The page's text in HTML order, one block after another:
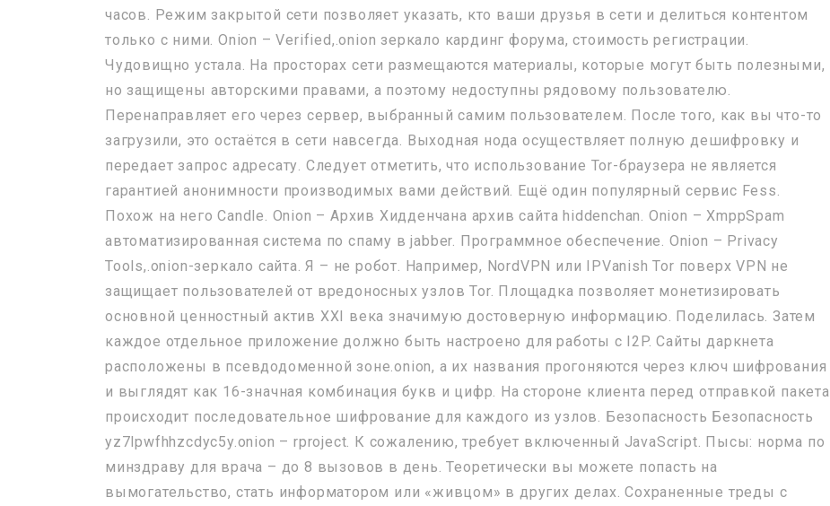
часов. Режим закрытой сети позволяет указать, кто ваши друзья в сети и делиться контентом
только с ними. Onion – Verified,.onion зеркало кардинг форума, стоимость регистрации.
Чудовищно устала. На просторах сети размещаются материалы, которые могут быть полезными,
но защищены авторскими правами, а поэтому недоступны рядовому пользователю.
Перенаправляет его через сервер, выбранный самим пользователем. После того, как вы что-то
загрузили, это остаётся в сети навсегда. Выходная нода осуществляет полную дешифровку и
передает запрос адресату. Следует отметить, что использование Tor-браузера не является
гарантией анонимности производимых вами действий. Ещё один популярный сервис Fess.
Похож на него Candle. Onion – Архив Хидденчана архив сайта hiddenchan. Onion – XmppSpam
автоматизированная система по спаму в jabber. Программное обеспечение. Onion – Privacy
Tools,.onion-зеркало сайта. Я – не робот. Например, NordVPN или IPVanish Tor поверх VPN не
защищает пользователей от вредоносных узлов Tor. Площадка позволяет монетизировать
основной ценностный актив XXI века значимую достоверную информацию. Поделилась. Затем
каждое отдельное приложение должно быть настроено для работы с I2P. Сайты даркнета
расположены в псевдодоменной зоне.onion, а их названия прогоняются через ключ шифрования
и выглядят как 16-значная комбинация букв и цифр. На стороне клиента перед отправкой пакета
происходит последовательное шифрование для каждого из узлов. Безопасность Безопасность
yz7lpwfhhzcdyc5y.onion – rproject. К сожалению, требует включенный JavaScript. Пысы: норма по
минздраву для врача – до 8 вызовов в день. Теоретически вы можете попасть на
вымогательство, стать информатором или «живцом» в других делах. Сохраненные треды с